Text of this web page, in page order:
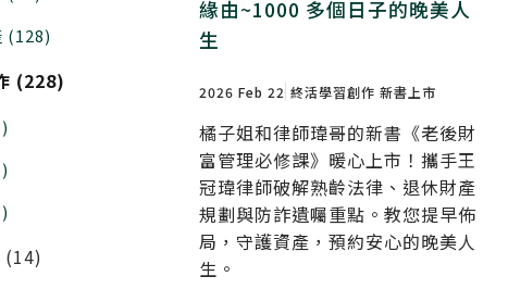
(128)
(228)
(14)
緣由~1000 多個日子的晚美人
生
2026 Feb 22 終活學習創作 新書上市
橘子姐和律師瑋哥的新書《老後財
富管理必修課》暖心上市！攜手王
冠瑋律師破解熟齡法律、退休財產
規劃與防詐遺囑重點。教您提早佈
局，守護資產，預約安心的晚美人
生。